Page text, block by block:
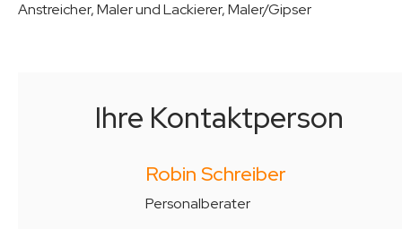
Anstreicher, Maler und Lackierer, Maler/Gipser
Ihre Kontaktperson
Robin Schreiber
Personalberater